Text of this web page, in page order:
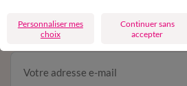
dès 20€ d’achat
conditions dans votre email
Personnaliser mes
choix
Continuer sans
accepter